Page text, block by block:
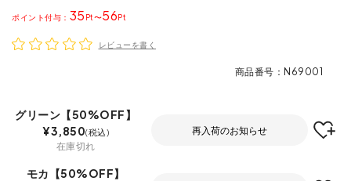
35 〜56
ポイント
レビューを書く
商品番号 N69001
グリーン【50%OFF】
¥3,850 税込
在庫切れ
再入荷のお知らせ
モカ【50%OFF】